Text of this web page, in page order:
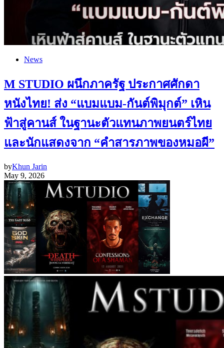
News
M STUDIO ผนึกภาครัฐ ประกาศศักดา
หนังไทย! ส่ง “แบมแบม-กันต์พิมุกต์” เหิน
ฟ้าสู่คานส์ ในฐานะตัวแทนภาพยนตร์ไทย
และนักแสดงจาก “คำสารภาพของหมอผี”
byKhun Jarin
May 9, 2026